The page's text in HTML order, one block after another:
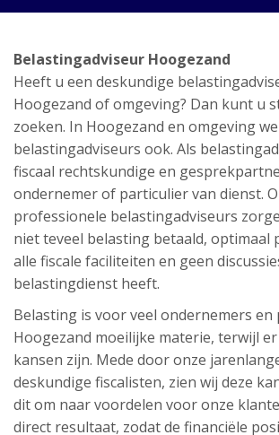
Belastingadviseur Hoogezand
Heeft u een deskundige
Hoogezand of omgeving? Dan kunt u
zoeken. In Hoogezand en omgeving
belastingadviseurs ook. Als
fiscaal rechtskundige en
ondernemer of particulier van dienst.
professionele belastingadviseurs
niet teveel belasting betaald, optimaal
alle fiscale faciliteiten en geen
belastingdienst heeft.
Belasting is voor veel ondernemers
Hoogezand moeilijke materie, terwijl
kansen zijn. Mede door onze
deskundige fiscalisten, zien wij deze
dit om naar voordelen voor onze
direct resultaat, zodat de financiële